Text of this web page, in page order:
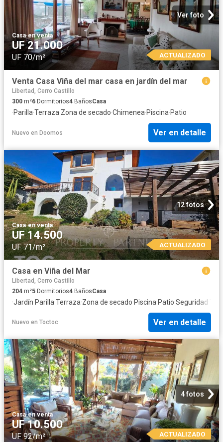
Ver foto
Casa·en venta
UF 21.000
UF 70/m² ACTUALIZADO
Venta Casa Viña del mar casa en jardín del mar
Libertad, Cerro Castillo
300 m²6 Dormitorios4 BañosCasa
·Parilla·Terraza·Zona de secado·Chimenea·Piscina·Patio
Nuevo en Doomos Ver en detalle
12 fotos
Casa·en venta
UF 14.500
UF 71/m² ACTUALIZADO
Casa en Viña del Mar
Libertad, Cerro Castillo
204 m²5 Dormitorios4 BañosCasa
·Jardín·Parilla·Terraza·Zona de secado·Piscina·Patio·Seguridad
Nuevo en Toctoc Ver en detalle
4 fotos
Casa·en venta
UF 10.500
UF 92/m² ACTUALIZADO